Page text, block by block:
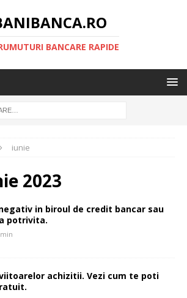
BANCARE RAPIDE
iunie
2023
in biroul de credit bancar sau
potrivita.
achizitii. Vezi cum te poti